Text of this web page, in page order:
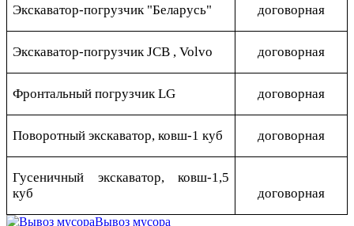
Экскаватор-погрузчик "Беларусь" договорная
Экскаватор-погрузчик JCB , Volvo договорная
Фронтальный погрузчик LG договорная
Поворотный экскаватор, ковш-1 куб договорная
Гусеничный экскаватор, ковш-1,5
куб
договорная
Вывоз мусора